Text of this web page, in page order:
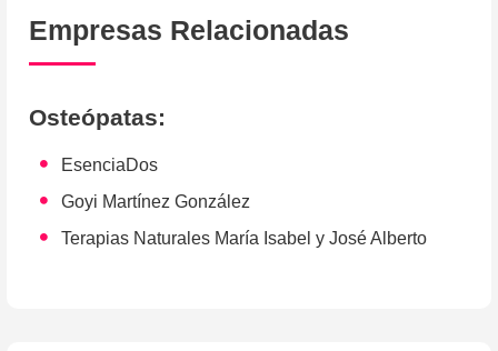
Empresas Relacionadas
Osteópatas:
EsenciaDos
Goyi Martínez González
Terapias Naturales María Isabel y José Alberto